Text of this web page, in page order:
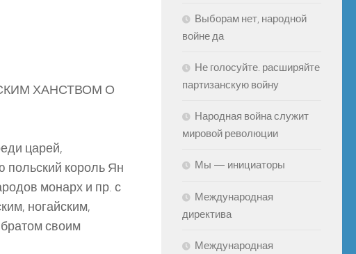
ХАНСТВОМ О
царей,
польский король Ян
монарх и пр. с
ногайским,
своим
Выборам нет, народной
войне да
Не голосуйте. расширяйте
партизанскую войну
Народная война служит
мировой революции
Мы — инициаторы
Международная
директива
Международная